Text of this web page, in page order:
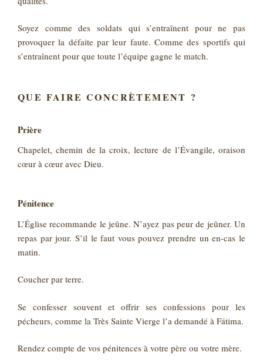
Soyez comme des soldats qui s’entraînent pour ne pas
provoquer la défaite par leur faute. Comme des sportifs qui
s’entraînent pour que toute l’équipe gagne le match.
QUE FAIRE CONCRÈTEMENT ?
Prière
Chapelet, chemin de la croix, lecture de l’Évangile, oraison
cœur à cœur avec Dieu.
Pénitence
L’Église recommande le jeûne. N’ayez pas peur de jeûner. Un
repas par jour. S’il le faut vous pouvez prendre un en-cas le
matin.
Coucher par terre.
Se confesser souvent et offrir ses confessions pour les
pécheurs, comme la Très Sainte Vierge l’a demandé à Fátima.
Rendez compte de vos pénitences à votre père ou votre mère.